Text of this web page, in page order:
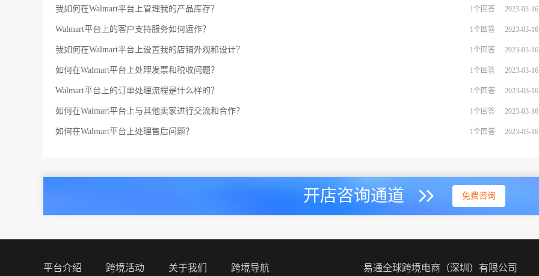
我如何在Walmart平台上管理我的产品库存？ 1个回答 2023-03-16
Walmart平台上的客户支持服务如何运作？ 1个回答 2023-03-16
我如何在Walmart平台上设置我的店铺外观和设计？ 1个回答 2023-03-16
如何在Walmart平台上处理发票和税收问题？ 1个回答 2023-03-16
Walmart平台上的订单处理流程是什么样的？ 1个回答 2023-03-16
如何在Walmart平台上与其他卖家进行交流和合作？ 1个回答 2023-03-16
如何在Walmart平台上处理售后问题？ 1个回答 2023-03-16
开店咨询通道 免费咨询
平台介绍 跨境活动 关于我们 跨境导航 易通全球跨境电商（深圳）有限公司